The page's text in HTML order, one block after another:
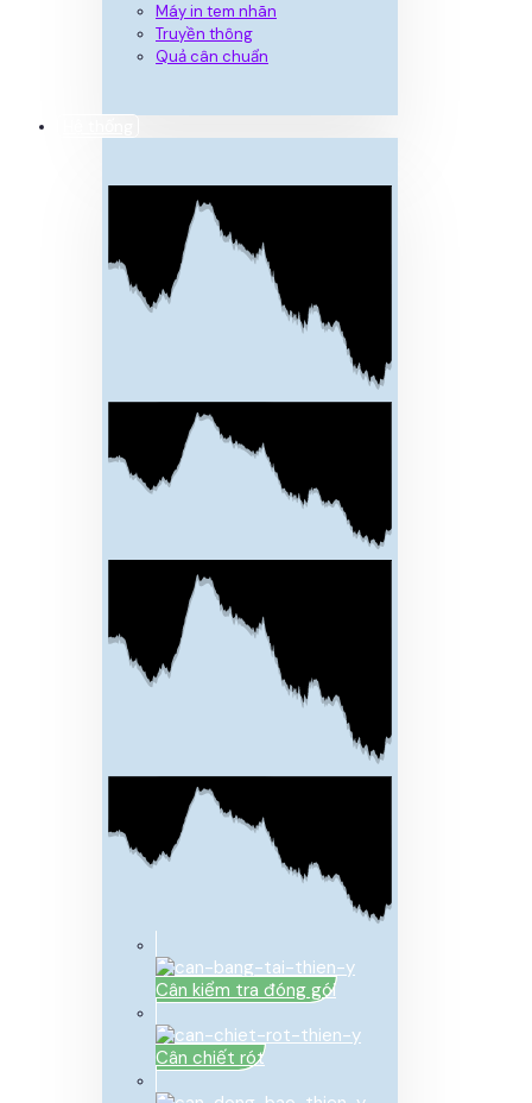
Máy in tem nhãn
Truyền thông
Quả cân chuẩn
Cân kiểm tra đóng gói
Cân chiết rót